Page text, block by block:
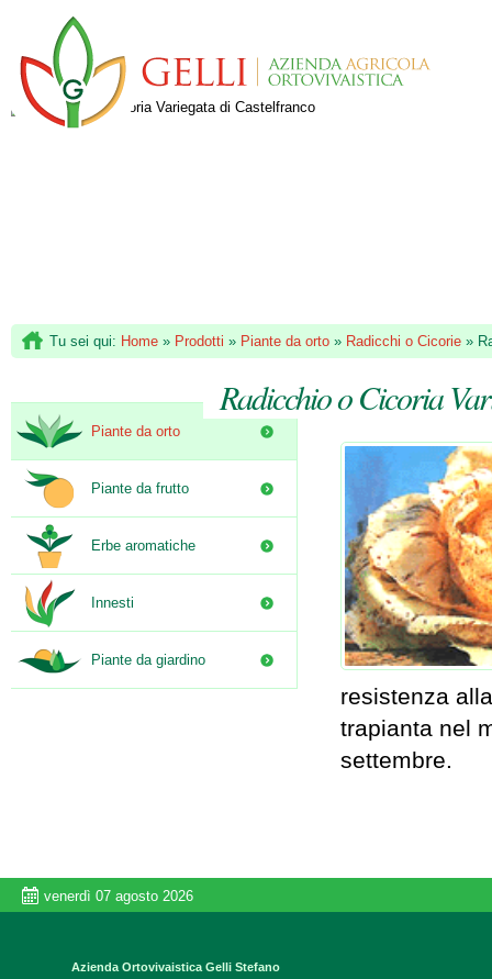
Tu sei qui: Home » Prodotti » Piante da orto » Radicchi o Cicorie »
Radicchio o Cicoria
resistenza
trapianta nel
settembre.
Piante da orto
Piante da frutto
Erbe aromatiche
Innesti
Piante da giardino
venerdì 07 agosto 2026
Azienda Ortovivaistica Gelli Stefano